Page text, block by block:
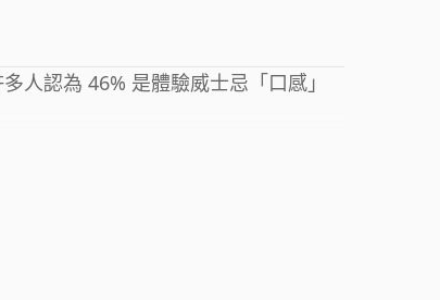
人認為 46% 是體驗威士忌「口感」